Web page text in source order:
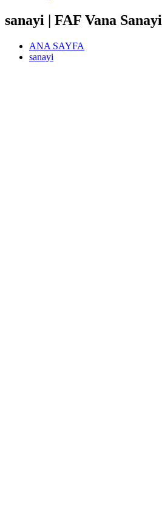
sanayi | FAF Vana Sanayi
ANA SAYFA
sanayi